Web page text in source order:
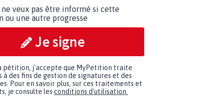
ne veux pas être informé si cette
ou une autre progresse
Je signe
pétition, j'accepte que MyPetition traite
à des fins de gestion de signatures et des
Pour en savoir plus, sur ces traitements et
je consulte les conditions d'utilisation.